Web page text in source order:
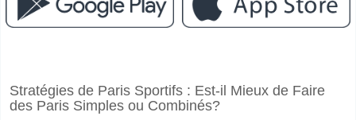
Le match entre Hanacka Slavia Kromeriz v SK Prostejov 15 April
Stratégies de Paris Sportifs : Est-il Mieux de Faire
des Paris Simples ou Combinés?